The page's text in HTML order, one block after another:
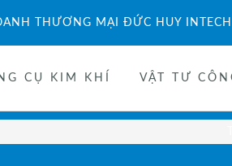
THƯƠNG MẠI ĐỨC HUY INTECH
CỤ KIM KHÍ VẬT TƯ